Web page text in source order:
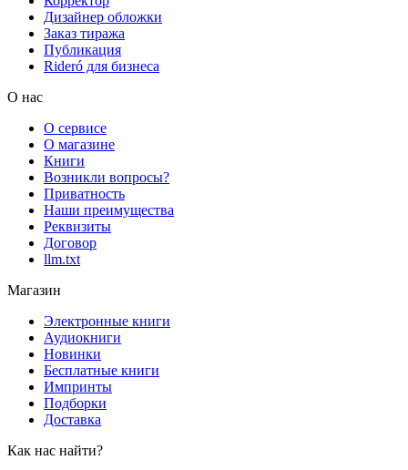
Дизайнер обложки
Заказ тиража
Публикация
Rideró для бизнеса
О нас
О сервисе
О магазине
Книги
Возникли вопросы?
Приватность
Наши преимущества
Реквизиты
Договор
llm.txt
Магазин
Электронные книги
Аудиокниги
Новинки
Бесплатные книги
Импринты
Подборки
Доставка
Как нас найти?